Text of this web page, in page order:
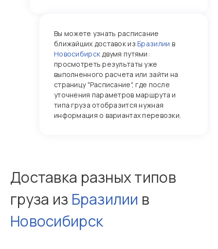
Вы можете узнать расписание
ближайших доставок изБразилии в
Новосибирскдвумя путями:
просмотреть результаты уже
выполненного расчета или зайти на
страницу "Расписание", где после
уточнения параметров маршрута и
типа груза отобразится нужная
информация о вариантах перевозки.
Доставка разных типов
груза из Бразилии в
Новосибирск